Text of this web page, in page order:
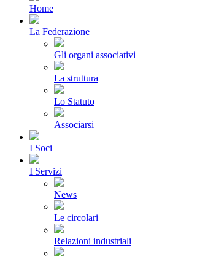
Home
La Federazione
Gli organi associativi
La struttura
Lo Statuto
Associarsi
I Soci
I Servizi
News
Le circolari
Relazioni industriali